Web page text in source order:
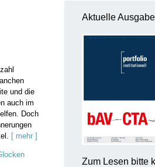
und die
auch im
Doch
[ mehr ]
Aktuelle
Zum Lesen bitte